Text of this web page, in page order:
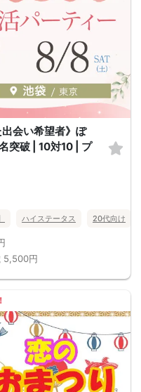
会い希望者》ぽ
突破 | 10対10 | プ
ハイステータス 20代向け
5,500円